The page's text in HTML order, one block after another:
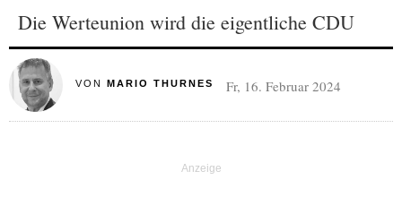
Die Werteunion wird die eigentliche CDU
VON MARIO THURNES Fr, 16. Februar 2024